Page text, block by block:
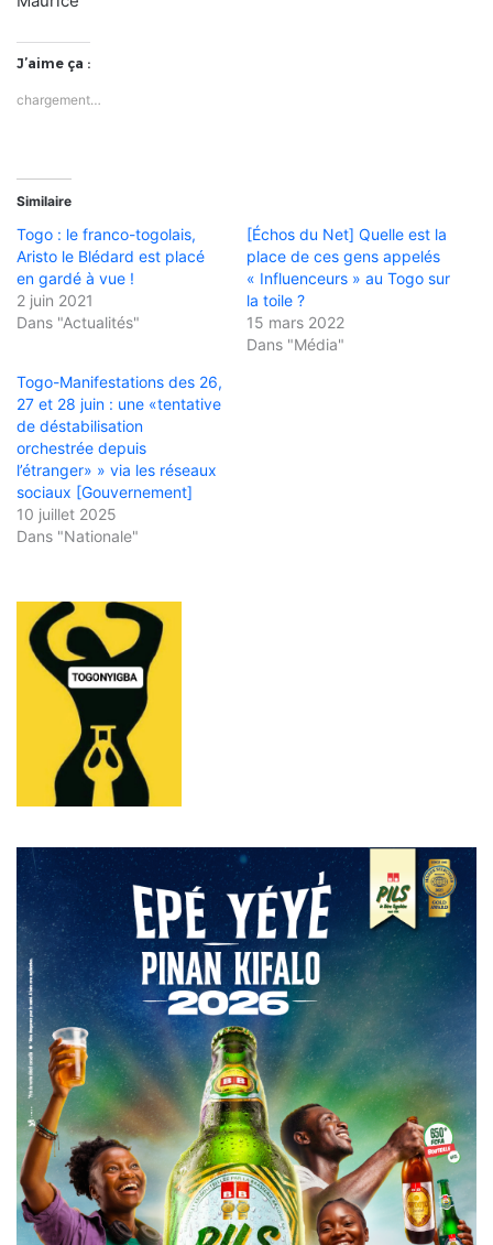
J’aime ça :
chargement…
Similaire
Togo : le franco-togolais,
Aristo le Blédard est placé
en gardé à vue !
2 juin 2021
Dans "Actualités"
[Échos du Net] Quelle est la
place de ces gens appelés
« Influenceurs » au Togo sur
la toile ?
15 mars 2022
Dans "Média"
Togo-Manifestations des 26,
27 et 28 juin : une «tentative
de déstabilisation
orchestrée depuis
l’étranger» » via les réseaux
sociaux [Gouvernement]
10 juillet 2025
Dans "Nationale"